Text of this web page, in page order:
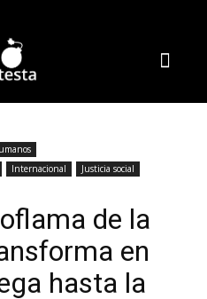
Internacional
Justicia social
de la
en
hasta la